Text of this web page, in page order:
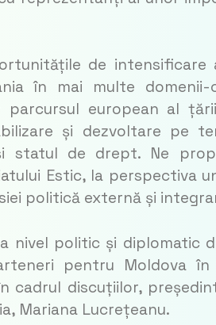
de intensificare
în mai multe
european al
și dezvoltare pe
statul de drept. Ne
Estic, la perspectiva
politică externă și
nivel politic și diplomatic
pentru Moldova
cadrul discuțiilor,
Mariana Lucrețeanu.